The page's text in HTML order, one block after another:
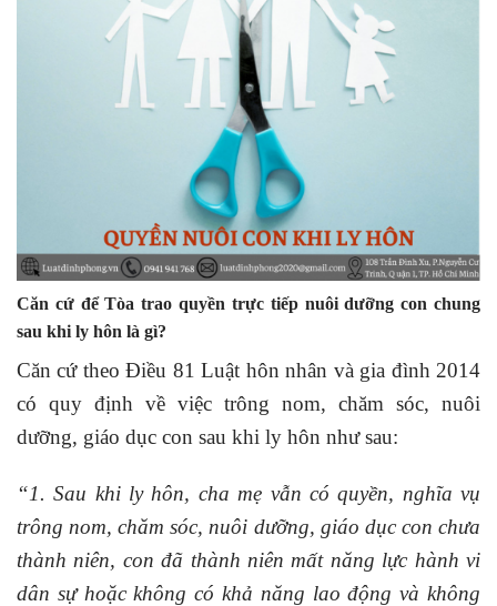
Căn cứ để Tòa trao quyền trực tiếp nuôi dưỡng con chung
sau khi ly hôn là gì?
Căn cứ theo Điều 81 Luật hôn nhân và gia đình 2014
có quy định về việc trông nom, chăm sóc, nuôi
dưỡng, giáo dục con sau khi ly hôn như sau:
“1. Sau khi ly hôn, cha mẹ vẫn có quyền, nghĩa vụ
trông nom, chăm sóc, nuôi dưỡng, giáo dục con chưa
thành niên, con đã thành niên mất năng lực hành vi
dân sự hoặc không có khả năng lao động và không